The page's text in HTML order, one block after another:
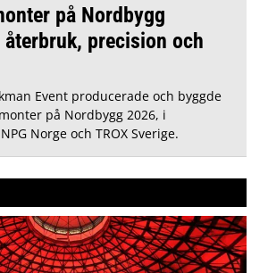
på Nordbygg
återbruk, precision och
Event producerade och byggde
på Nordbygg 2026, i
Norge och TROX Sverige.